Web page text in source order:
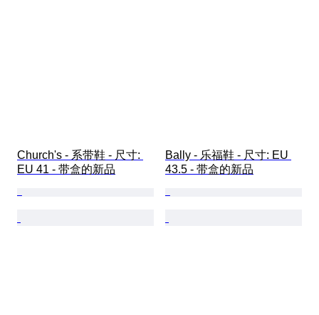
Church's - 系带鞋 - 尺寸:
EU 41 - 带盒的新品
Bally - 乐福鞋 - 尺寸: EU
43.5 - 带盒的新品